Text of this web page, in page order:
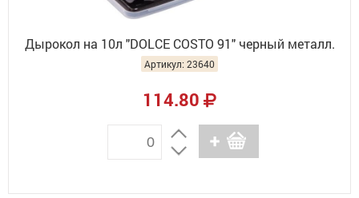
Дырокол на 10л "DOLCE COSTO 91" черный металл.
Артикул: 23640
114.80